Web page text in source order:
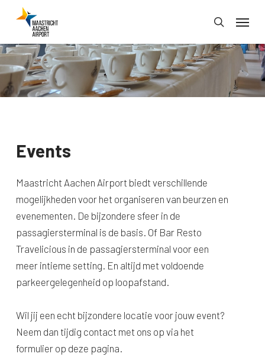
main
content
search
Menu
Events
Maastricht Aachen Airport biedt verschillende
mogelijkheden voor het organiseren van beurzen en
evenementen. De bijzondere sfeer in de
passagiersterminal is de basis. Of Bar Resto
Travelicious in de passagiersterminal voor een
meer intieme setting. En altijd met voldoende
parkeergelegenheid op loopafstand.
Wil jij een echt bijzondere locatie voor jouw event?
Neem dan tijdig contact met ons op via het
formulier op deze pagina.